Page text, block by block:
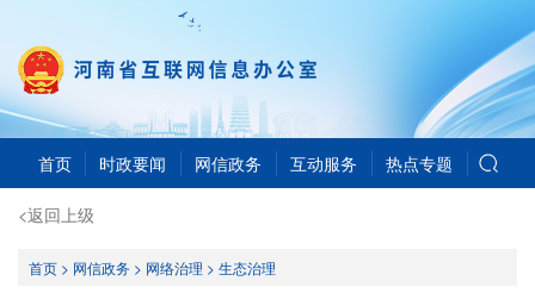
首页 时政要闻 网信政务 互动服务 热点专题
<返回上级
首页> 网信政务> 网络治理 > 生态治理